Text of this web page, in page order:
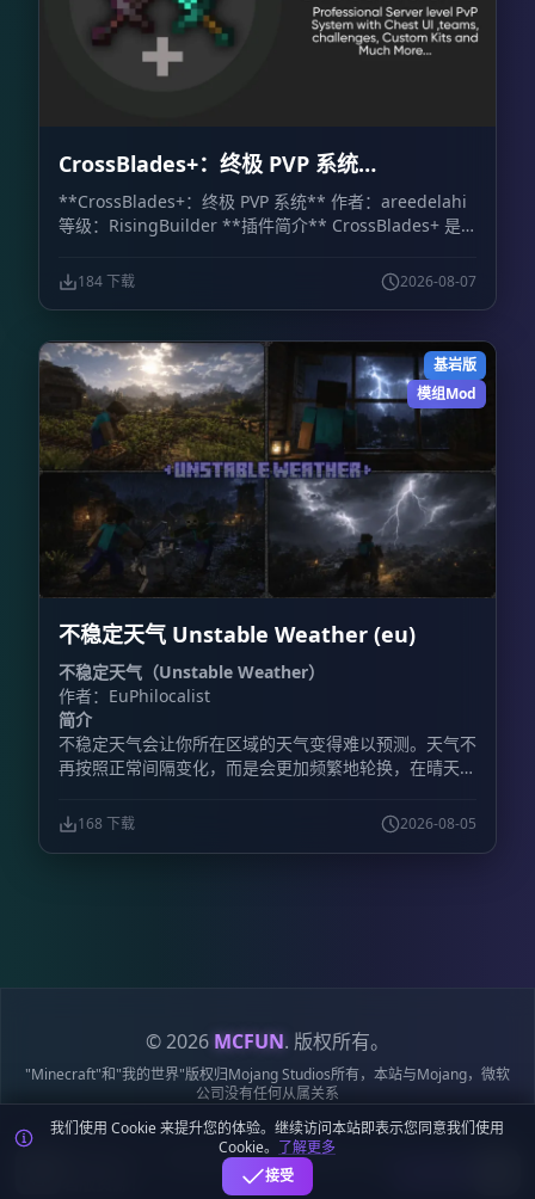
CrossBlades+：终极 PVP 系统
CrossBlades+: Ultimate PVP System
**CrossBlades+：终极 PVP 系统** 作者：areedelahi
等级：RisingBuilder **插件简介** CrossBlades+ 是
技场决斗系统。玩家可以通过可视化箱子界面挑战好友、
预览套装，并立即参加 1v1 单挑或最多 5v5 的团队决
了更直观的操作方式。管理员只需设置竞技场位置，插件
就会自动处理排队、匹配、传送、地图重置和战后物品恢
复。 **主要功能** - **可视化箱子菜单：** 通过库存
式界面选择游戏模式和套装，不需要记忆复杂命令。 -
**快捷菜单物品：** 使用命令获得菜单物品，可快速打
开主决斗菜单、挑战菜单和团队菜单。 - **公平排队与
团队模式：** 支持经典 1v1，也支持 2v2、3v3、4v4 和
5v5 团队决斗。人数达到要求后，系统会自动完成匹配并
将玩家传送至竞技场。 - **多竞技场与自动重置：** 每
种套装最多可配置 10 个竞技场，让多场决斗同时进行。
比赛结束后，系统会自动恢复竞技场地形，重置范围上限
的物品、经验值和位置，比赛结束后完整恢复。 - **大
返回大厅。 - **套装编辑：** 可以修改已有套装，也能
按照服务器需求调整装备配置。 - **挑战模式：** 直接
向其他玩家发起决斗邀请。 - **自定义套装：** 最多保
存 100 套自定义套装。 **包含的游戏模式** 插件提供
11 套预配置套装，说明中列出的模式包括： -
战斗技巧。 - **Diamond（钻石）：** 全套钻石装备，
开游戏模式选择菜单，也可以使用菜单物品。 -
`/duel:menuitem`：获得交互式决斗菜单物品。 -
`/duel:team `：加入团队排队。例如，`/duel:team
classic 2` 可加入 2v2 经典模式。 - `/duel:leaveteam`：
离开当前团队队列。 - `/duel:leave`：离开当前 1v1 队
列，或在比赛中认输。 - `/duel:listkits`：查看所有可用
套装。 - `/duel:status`：查看自己是否正在排队。 -
184 下载 2026-08-07
基岩版
模组Mod
不稳定天气 Unstable Weather (eu)
不稳定天气（Unstable Weather）
作者：EuPhilocalist
简介
不稳定天气会让你所在区域的天气变得难以预测。天气不
再按照正常间隔变化，而是会更加频繁地轮换，在晴天、
168 下载 2026-08-05
© 2026 MCFUN. 版权所有。
"Minecraft"和"我的世界"版权归Mojang Studios所有，本站与Mojang，微软
公司没有任何从属关系
隐私政策服务条款Cookie 政策站点地图鄂ICP备19018284号-6
鄂公网安备42018502009170号
麦块迷APP - 在这里总会找到你喜欢的MC基
我们使用 Cookie 来提升您的体验。继续访问本站即表示您同意我们使用
Cookie。 了解更多
接受